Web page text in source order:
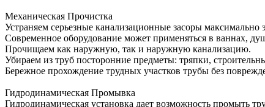
Механическая Прочистка
Устраняем серьезные канализационные засоры
Современное оборудование может применяться в ваннах,
Прочищаем как наружную, так и наружную канализацию.
Убираем из труб посторонние предметы: тряпки,
Бережное прохождение трудных участков трубы без
Гидродинамическая Промывка
Гидродинамическая установка дает возможность промыть